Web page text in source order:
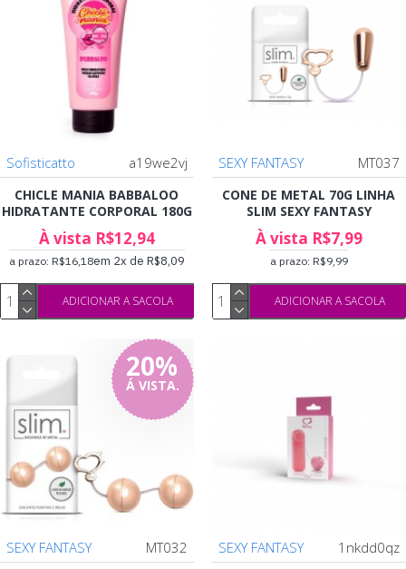
Sofisticatto a19we2vj
CHICLE MANIA BABBALOO
HIDRATANTE CORPORAL 180G
À vista R$12,94
a prazo: R$16,18em 2x de R$8,09
ADICIONAR A SACOLA
SEXY FANTASY MT037
CONE DE METAL 70G LINHA
SLIM SEXY FANTASY
À vista R$7,99
a prazo: R$9,99
ADICIONAR A SACOLA
20%
Á VISTA.
SEXY FANTASY MT032 SEXY FANTASY 1nkdd0qz